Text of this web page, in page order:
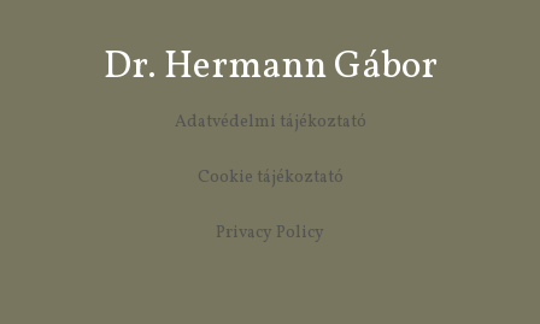
Dr. Hermann Gábor
Adatvédelmi tájékoztató
Cookie tájékoztató
Privacy Policy